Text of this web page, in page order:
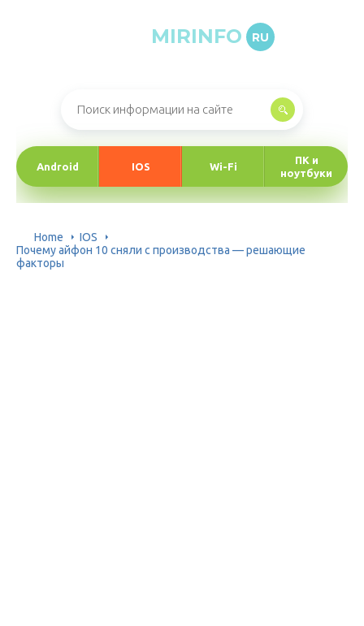
MIRINFO RU
Android IOS Wi-Fi
ПК и
ноутбуки
Home
IOS
Почему айфон 10 сняли с производства — решающие
факторы